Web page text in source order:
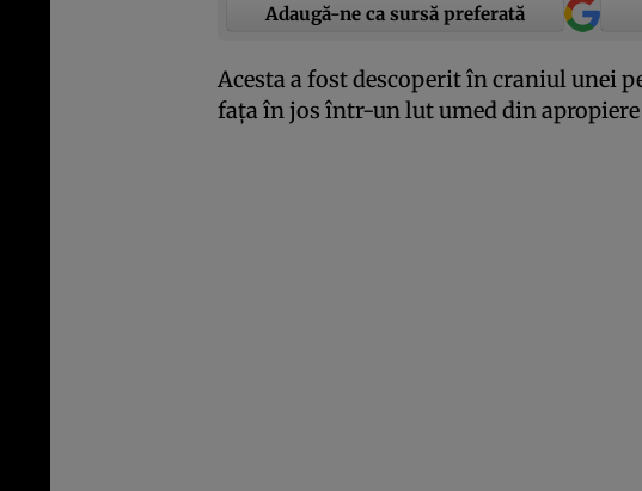
Adaugă-ne ca sursă preferată
Acesta a fost descoperit în craniul unei
faţa în jos într-un lut umed din